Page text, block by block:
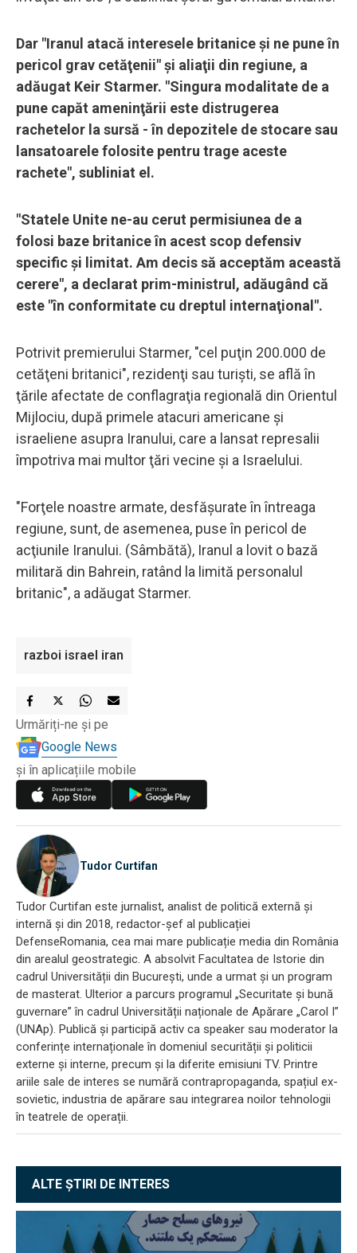
Dar "Iranul atacă interesele britanice şi ne pune în
pericol grav cetăţenii" şi aliaţii din regiune, a
adăugat Keir Starmer. "Singura modalitate de a
pune capăt ameninţării este distrugerea
rachetelor la sursă - în depozitele de stocare sau
lansatoarele folosite pentru trage aceste
rachete", subliniat el.
"Statele Unite ne-au cerut permisiunea de a
folosi baze britanice în acest scop defensiv
specific şi limitat. Am decis să acceptăm această
cerere", a declarat prim-ministrul, adăugând că
este "în conformitate cu dreptul internaţional".
Potrivit premierului Starmer, "cel puţin 200.000 de
cetăţeni britanici", rezidenţi sau turişti, se află în
ţările afectate de conflagraţia regională din Orientul
Mijlociu, după primele atacuri americane şi
israeliene asupra Iranului, care a lansat represalii
împotriva mai multor ţări vecine şi a Israelului.
"Forţele noastre armate, desfăşurate în întreaga
regiune, sunt, de asemenea, puse în pericol de
acţiunile Iranului. (Sâmbătă), Iranul a lovit o bază
militară din Bahrein, ratând la limită personalul
britanic", a adăugat Starmer.
razboi israel iran
Urmăriți-ne și pe
Google News
și în aplicațiile mobile
Tudor Curtifan
Tudor Curtifan este jurnalist, analist de politică externă și
internă și din 2018, redactor-șef al publicației
DefenseRomania, cea mai mare publicație media din România
din arealul geostrategic. A absolvit Facultatea de Istorie din
cadrul Universității din București, unde a urmat și un program
de masterat. Ulterior a parcurs programul „Securitate și bună
guvernare” în cadrul Universității naționale de Apărare „Carol I”
(UNAp). Publică și participă activ ca speaker sau moderator la
conferințe internaționale în domeniul securității și politicii
externe și interne, precum și la diferite emisiuni TV. Printre
ariile sale de interes se numără contrapropaganda, spațiul ex-
sovietic, industria de apărare sau integrarea noilor tehnologii
în teatrele de operații.
ALTE ȘTIRI DE INTERES